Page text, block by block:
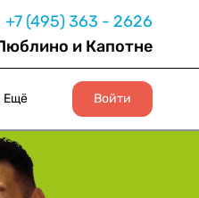
+7 (495) 363 - 2626
и Капотне
Ещё Войти